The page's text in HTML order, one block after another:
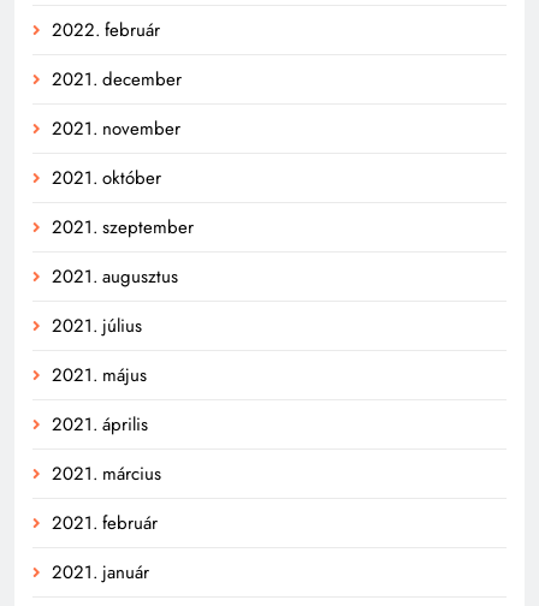
2022. február
2021. december
2021. november
2021. október
2021. szeptember
2021. augusztus
2021. július
2021. május
2021. április
2021. március
2021. február
2021. január